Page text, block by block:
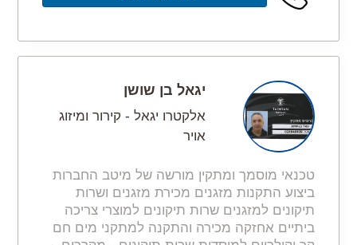
יגאל בן שושן
אלקטרו יגאל - קירור ומיזוג
אויר
טכנאי מוסמך ומתקין מורשה של מיטב החברות
ביצוע התקנות מזגנים מכירת מזגנים ושרות
תיקונים למזגנים שרות תיקונים למוצרי צריכה
ביתיים אחזקה מכירה והתקנה למתקני מים חם